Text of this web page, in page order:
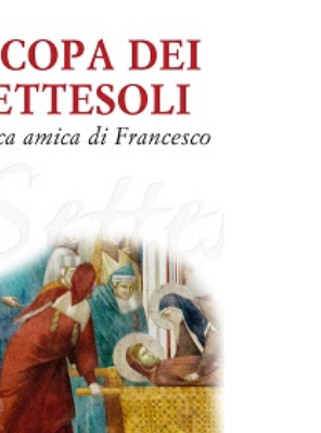
AGGIUNGI AL CARRELLO